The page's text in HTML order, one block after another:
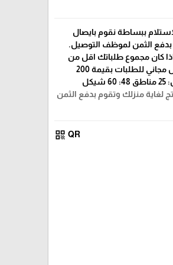
ببساطة نقوم بايصال
بدفع الثمن لموظف التوصيل.
15 شيكل اذا كان مجموع طلباتك اقل من
100 شيكل ويكون التوصيل مجاني للطلبات بقيمة 200
لغاية منزلك وتقوم بدفع الثمن
QR
qr_code